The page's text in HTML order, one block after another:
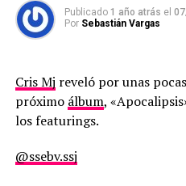
Publicado 1 año atrás el
Por Sebastián Vargas
Cris Mj reveló por unas
próximo álbum,
los featurings.
@ssebv.ssj